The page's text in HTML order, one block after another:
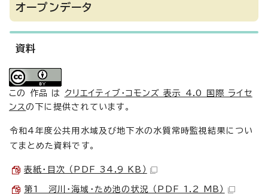
オープンデータ
資料
この 作品 は クリエイティブ・コモンズ 表示 4.0 国際 ライセ
ンスの下に提供されています。
令和4年度公共用水域及び地下水の水質常時監視結果につい
てまとめた資料です。
表紙・目次 （PDF 34.9 KB）
第1 河川・海域・ため池の状況 （PDF 1.2 MB）